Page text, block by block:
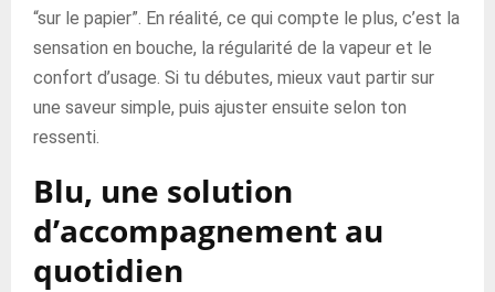
“sur le papier”. En réalité, ce qui compte le plus, c’est la
sensation en bouche, la régularité de la vapeur et le
confort d’usage. Si tu débutes, mieux vaut partir sur
une saveur simple, puis ajuster ensuite selon ton
ressenti.
Blu, une solution
d’accompagnement au
quotidien